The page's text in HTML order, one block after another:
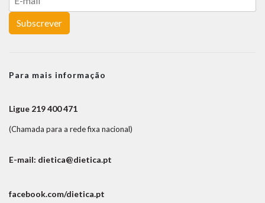
Subscrever
Para mais informação
Ligue 219 400 471
(Chamada para a rede fixa nacional)
E-mail: dietica@dietica.pt
facebook.com/dietica.pt